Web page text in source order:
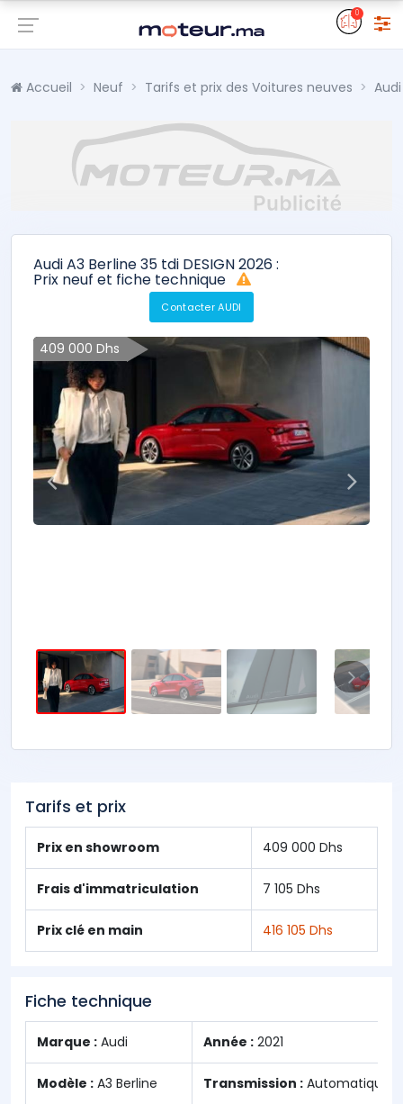
0
Accueil Neuf Tarifs et prix des Voitures neuves Audi
Audi A3 Berline 35 tdi DESIGN 2026 :
Prix neuf et fiche technique
Contacter AUDI
409 000 Dhs
Tarifs et prix
Prix en showroom 409 000 Dhs
Frais d'immatriculation 7 105 Dhs
Prix clé en main 416 105 Dhs
Fiche technique
Marque : Audi Année : 2021
Modèle : A3 Berline Transmission : Automatique